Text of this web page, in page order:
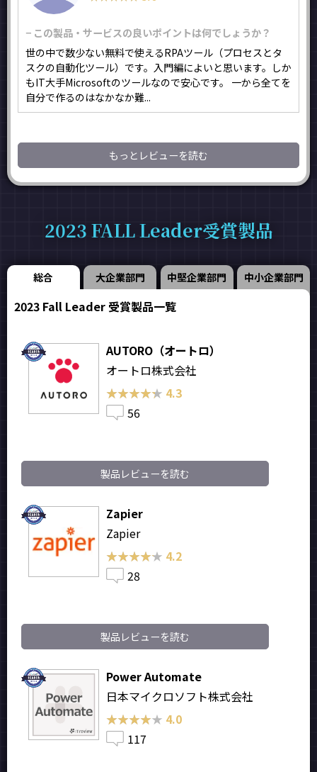
− この製品・サービスの良いポイントは何でしょうか？
世の中で数少ない無料で使えるRPAツール（プロセスとタ
スクの自動化ツール）です。入門編によいと思います。しか
もIT大手Microsoftのツールなので安心です。 一から全てを
自分で作るのはなかなか難...
もっとレビューを読む
2023 FALL Leader受賞製品
総合 大企業部門 中堅企業部門 中小企業部門
2023 Fall Leader 受賞製品一覧
AUTORO（オートロ）
オートロ株式会社
★★★★★
★★★★★ 4.3
56
製品レビューを読む
Zapier
Zapier
★★★★★
★★★★★ 4.2
28
製品レビューを読む
Power Automate
日本マイクロソフト株式会社
★★★★★
★★★★★ 4.0
117